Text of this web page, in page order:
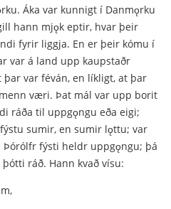
Áka var kunnigt í Danmǫrku
hann mjǫk eptir, hvar þeir
fyrir liggja. En er þeir kómu í
var á land upp kaupstaðr
var féván, en líkligt, at þar
væri. Þat mál var upp borit
ráða til uppgǫngu eða eigi;
sumir, en sumir lǫttu; var
fýsti heldr uppgǫngu; þá
ráð. Hann kvað vísu: